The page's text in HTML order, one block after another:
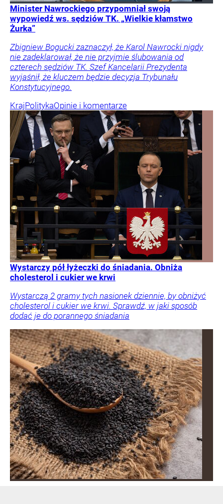
Minister Nawrockiego przypomniał swoją
wypowiedź ws. sędziów TK. „Wielkie kłamstwo
Żurka”
Zbigniew Bogucki zaznaczył, że Karol Nawrocki nigdy
nie zadeklarował, że nie przyjmie ślubowania od
czterech sędziów TK. Szef Kancelarii Prezydenta
wyjaśnił, że kluczem będzie decyzja Trybunału
Konstytucyjnego.
KrajPolitykaOpinie i komentarze
Wystarczy pół łyżeczki do śniadania. Obniża
cholesterol i cukier we krwi
Wystarczą 2 gramy tych nasionek dziennie, by obniżyć
cholesterol i cukier we krwi. Sprawdź, w jaki sposób
dodać je do porannego śniadania